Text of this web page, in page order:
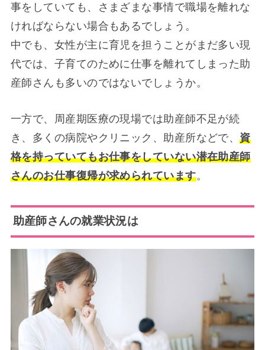
事をしていても、さまざまな事情で職場を離れな
ければならない場合もあるでしょう。
中でも、女性が主に育児を担うことがまだ多い現
代では、子育てのために仕事を離れてしまった助
産師さんも多いのではないでしょうか。
一方で、周産期医療の現場では助産師不足が続
き、多くの病院やクリニック、助産所などで、資
格を持っていてもお仕事をしていない潜在助産師
さんのお仕事復帰が求められています。
助産師さんの就業状況は